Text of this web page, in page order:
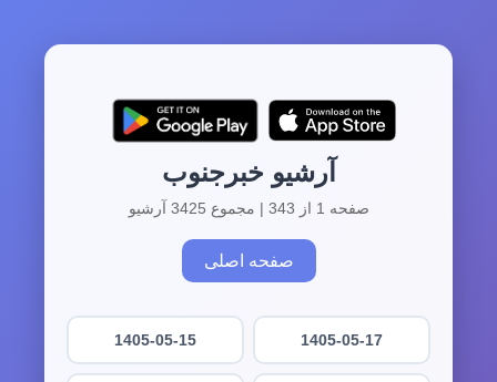
آرشیو خبرجنوب
صفحه 1 از 343 | مجموع 3425 آرشیو
صفحه اصلی
1405-05-17
1405-05-15